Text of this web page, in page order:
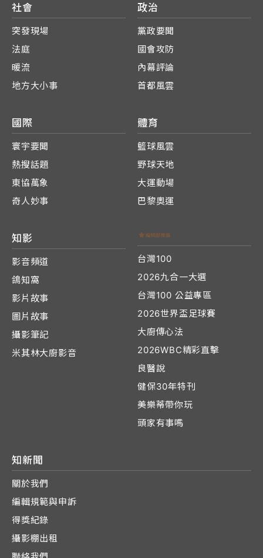
社會
突發現場
法庭
暖流
地方大小事
政治
黨政要聞
國會攻防
內幕評論
首都風雲
國際
寰宇要聞
熱搜話題
東協萬象
奇人妙事
體育
籃球風雲
野球天地
大運動場
巴黎奧運
知影
影音頻道
鴿知窩
影片故事
圖片故事
攝影筆記
米其林大廚影音
台灣100
2026九合一大選
台灣100 公益專區
2026世界盃足球賽
大廚傳心法
2026WBC精彩直擊
良醫說
健保30年特刊
美樂蒂帶你玩
頭家有事嗎
知新聞
關於我們
編輯規範與申訴
得獎紀錄
攝影棚出租